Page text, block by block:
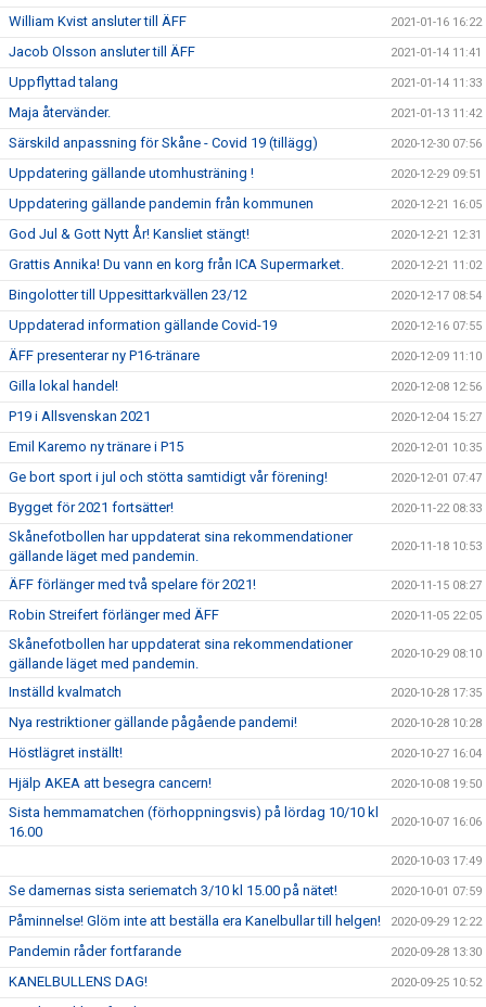
William Kvist ansluter till ÄFF 2021-01-16 16:22
Jacob Olsson ansluter till ÄFF 2021-01-14 11:41
Uppflyttad talang 2021-01-14 11:33
Maja återvänder. 2021-01-13 11:42
Särskild anpassning för Skåne - Covid 19 (tillägg) 2020-12-30 07:56
Uppdatering gällande utomhusträning ! 2020-12-29 09:51
Uppdatering gällande pandemin från kommunen 2020-12-21 16:05
God Jul & Gott Nytt År! Kansliet stängt! 2020-12-21 12:31
Grattis Annika! Du vann en korg från ICA Supermarket. 2020-12-21 11:02
Bingolotter till Uppesittarkvällen 23/12 2020-12-17 08:54
Uppdaterad information gällande Covid-19 2020-12-16 07:55
ÄFF presenterar ny P16-tränare 2020-12-09 11:10
Gilla lokal handel! 2020-12-08 12:56
P19 i Allsvenskan 2021 2020-12-04 15:27
Emil Karemo ny tränare i P15 2020-12-01 10:35
Ge bort sport i jul och stötta samtidigt vår förening! 2020-12-01 07:47
Bygget för 2021 fortsätter! 2020-11-22 08:33
Skånefotbollen har uppdaterat sina rekommendationer
gällande läget med pandemin.
2020-11-18 10:53
ÄFF förlänger med två spelare för 2021! 2020-11-15 08:27
Robin Streifert förlänger med ÄFF 2020-11-05 22:05
Skånefotbollen har uppdaterat sina rekommendationer
gällande läget med pandemin.
2020-10-29 08:10
Inställd kvalmatch 2020-10-28 17:35
Nya restriktioner gällande pågående pandemi! 2020-10-28 10:28
Höstlägret inställt! 2020-10-27 16:04
Hjälp AKEA att besegra cancern! 2020-10-08 19:50
Sista hemmamatchen (förhoppningsvis) på lördag 10/10 kl
16.00
2020-10-07 16:06
2020-10-03 17:49
Se damernas sista seriematch 3/10 kl 15.00 på nätet! 2020-10-01 07:59
Påminnelse! Glöm inte att beställa era Kanelbullar till helgen! 2020-09-29 12:22
Pandemin råder fortfarande 2020-09-28 13:30
KANELBULLENS DAG! 2020-09-25 10:52